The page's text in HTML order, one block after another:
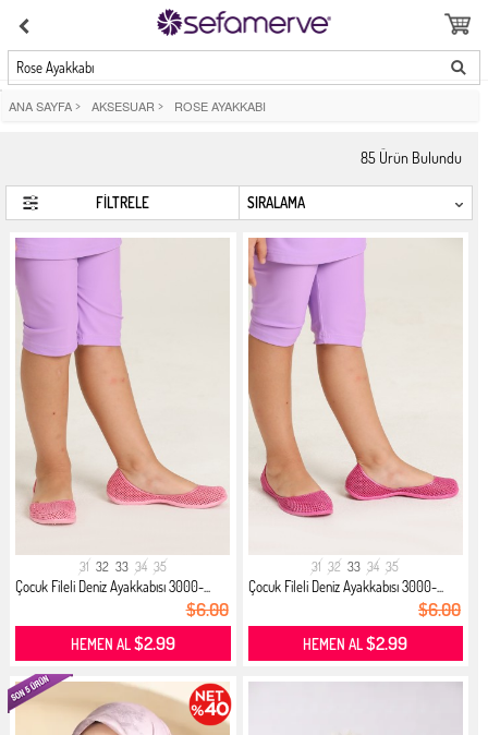
Rose Ayakkabı
ANA SAYFA > AKSESUAR > ROSE AYAKKABI
85 Ürün Bulundu
FİLTRELE
31 32 33 34 35
Çocuk Fileli Deniz Ayakkabısı 3000-...
$6.00
HEMEN AL$2.99
31 32 33 34 35
Çocuk Fileli Deniz Ayakkabısı 3000-...
$6.00
HEMEN AL$2.99